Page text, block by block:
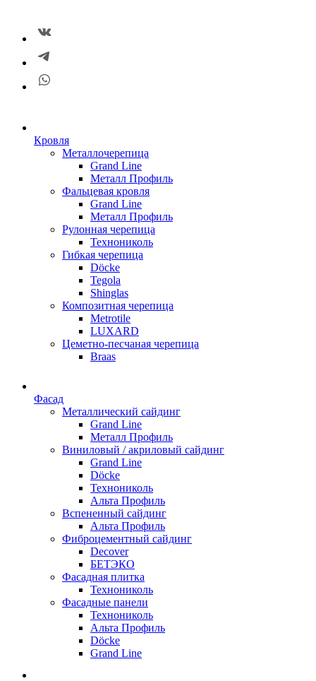
Кровля
Металлочерепица
Grand Line
Металл Профиль
Фальцевая кровля
Grand Line
Металл Профиль
Рулонная черепица
Технониколь
Гибкая черепица
Döсkе
Tegola
Shinglas
Композитная черепица
Metrotile
LUXARD
Цеметно-песчаная черепица
Braas
Фасад
Металлический сайдинг
Grand Line
Металл Профиль
Виниловый / акриловый сайдинг
Grand Line
Döсkе
Технониколь
Альта Профиль
Вспененный сайдинг
Альта Профиль
Фиброцементный сайдинг
Decover
БЕТЭКО
Фасадная плитка
Технониколь
Фасадные панели
Технониколь
Альта Профиль
Döсkе
Grand Line